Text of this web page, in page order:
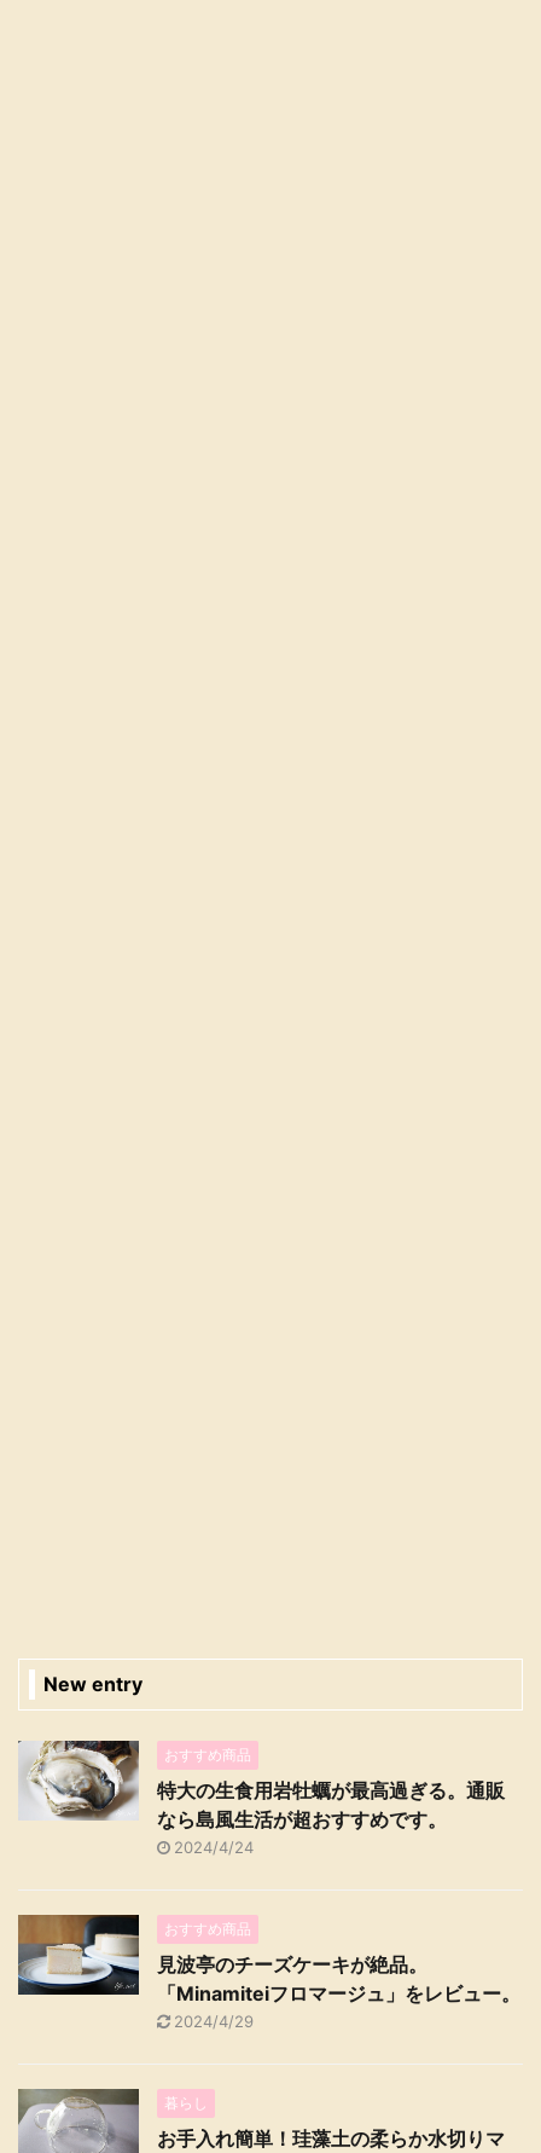
New entry
おすすめ商品
特大の生食用岩牡蠣が最高過ぎる。通販
なら島風生活が超おすすめです。
2024/4/24
おすすめ商品
見波亭のチーズケーキが絶品。
「Minamiteiフロマージュ」をレビュー。
2024/4/29
暮らし
お手入れ簡単！珪藻土の柔らか水切りマ